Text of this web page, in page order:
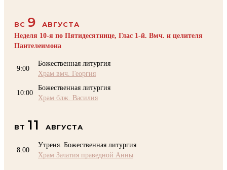
ВС 9
АВГУСТА
Неделя 10-я по Пятидесятнице, Глас 1-й. Вмч. и целителя
Пантелеимона
9:00
Божественная литургия
Храм вмч. Георгия
10:00
Божественная литургия
Храм блж. Василия
ВТ 11 АВГУСТА
8:00
Утреня. Божественная литургия
Храм Зачатия праведной Анны